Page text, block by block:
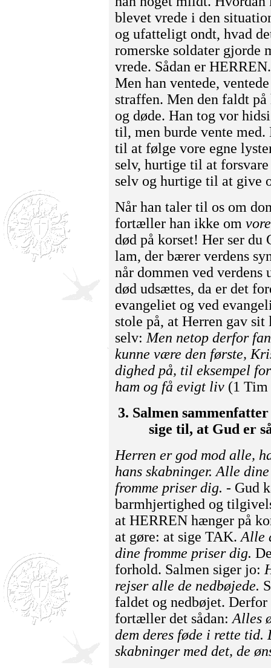
blevet vrede i den
og ufatteligt ondt, hvad
romerske soldater gjorde
vrede. Sådan er
Men han ventede,
straffen. Men den faldt
og døde. Han tog vor
til, men burde vente
til at følge vore egne
selv, hurtige til at
selv og hurtige til at give
Når han taler til os om
fortæller han ikke om
død på korset! Her ser du
lam, der bærer verdens
når dommen ved verdens
død udsættes, da er det
evangeliet og ved
stole på, at Herren gav
selv: Men netop derfor
kunne være den første,
dighed på, til eksempel
ham og få evigt liv (1 Tim
3. Salmen
sige til, at Gud er
Herren er god mod alle,
hans skabninger. Alle
fromme priser dig. - Gud
barmhjertighed og
at HERREN hænger på
at gøre: at sige TAK. Alle
dine fromme priser dig.
forhold. Salmen siger jo:
rejser alle de nedbøjede.
faldet og nedbøjet.
fortæller det sådan: Alles
dem deres føde i rette
skabninger med det, de